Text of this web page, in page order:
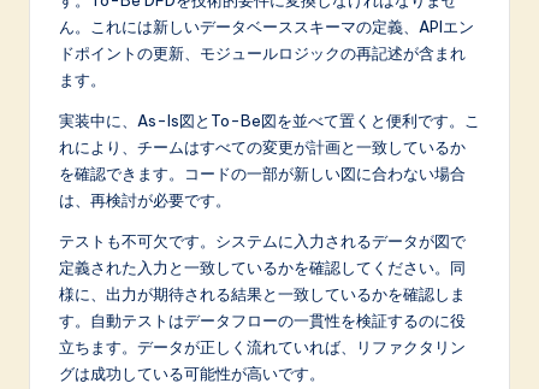
ん。これには新しいデータベーススキーマの定義、APIエン
ドポイントの更新、モジュールロジックの再記述が含まれ
ます。
実装中に、As-Is図とTo-Be図を並べて置くと便利です。こ
れにより、チームはすべての変更が計画と一致しているか
を確認できます。コードの一部が新しい図に合わない場合
は、再検討が必要です。
テストも不可欠です。システムに入力されるデータが図で
定義された入力と一致しているかを確認してください。同
様に、出力が期待される結果と一致しているかを確認しま
す。自動テストはデータフローの一貫性を検証するのに役
立ちます。データが正しく流れていれば、リファクタリン
グは成功している可能性が高いです。